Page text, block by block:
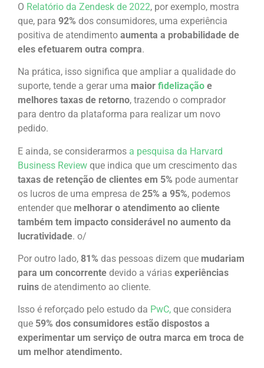
O Relatório da Zendesk de 2022, por exemplo, mostra
que, para 92% dos consumidores, uma experiência
positiva de atendimento aumenta a probabilidade de
eles efetuarem outra compra.
Na prática, isso significa que ampliar a qualidade do
suporte, tende a gerar uma maior fidelização e
melhores taxas de retorno, trazendo o comprador
para dentro da plataforma para realizar um novo
pedido.
E ainda, se considerarmos a pesquisa da Harvard
Business Review que indica que um crescimento das
taxas de retenção de clientes em 5% pode aumentar
os lucros de uma empresa de 25% a 95%, podemos
entender que melhorar o atendimento ao cliente
também tem impacto considerável no aumento da
lucratividade. o/
Por outro lado, 81% das pessoas dizem que mudariam
para um concorrente devido a várias experiências
ruins de atendimento ao cliente.
Isso é reforçado pelo estudo da PwC, que considera
que 59% dos consumidores estão dispostos a
experimentar um serviço de outra marca em troca de
um melhor atendimento.